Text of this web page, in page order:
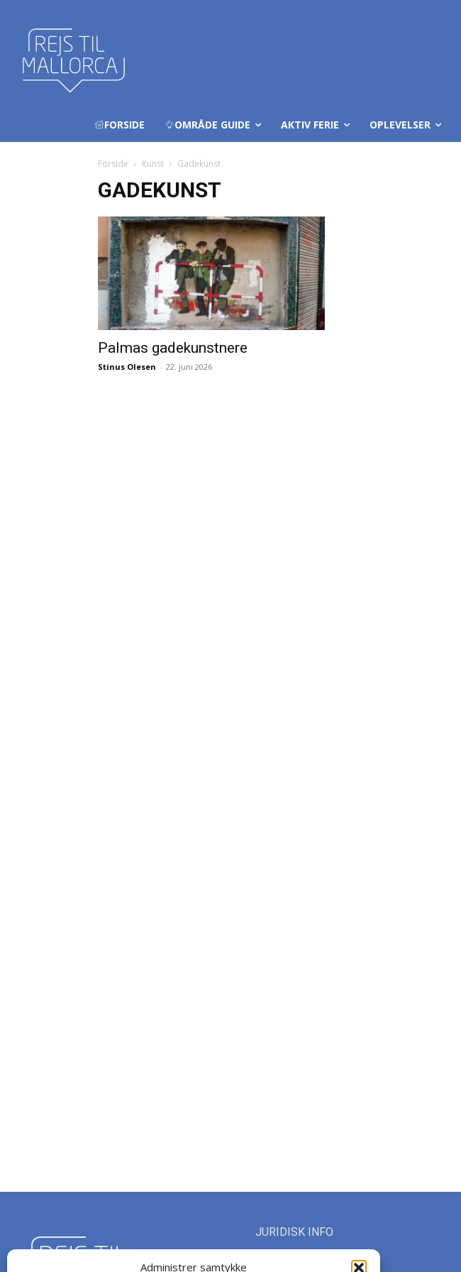
Administrer samtykke
FORSIDE OMRÅDE GUIDE AKTIV FERIE OPLEVELSER
Forside Kunst Gadekunst
GADEKUNST
Palmas gadekunstnere
Stinus Olesen - 22. juni 2026
JURIDISK INFO